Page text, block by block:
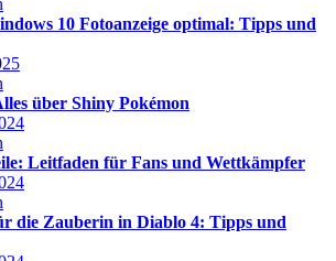
10 Fotoanzeige optimal: Tipps und
über Shiny Pokémon
Leitfaden für Fans und Wettkämpfer
die Zauberin in Diablo 4: Tipps und